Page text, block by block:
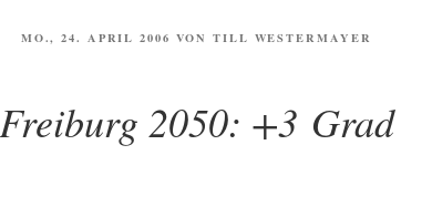
VERÖFFENTLICHT
MO., 24. APRIL 2006 VONTILL WESTERMAYER
Freiburg 2050: +3 Grad